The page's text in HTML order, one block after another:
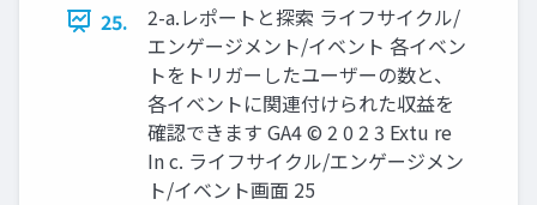
25.
2-a.レポートと探索 ライフサイクル/
エンゲージメント/イベント 各イベン
トをトリガーしたユーザーの数と、
各イベントに関連付けられた収益を
確認できます GA4 © 2 0 2 3 Extu re
In c. ライフサイクル/エンゲージメン
ト/イベント画面 25